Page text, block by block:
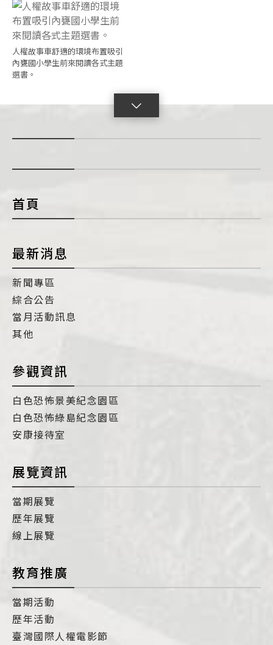
人權故事車舒適的環境布置吸引
內甕國小學生前來閱讀各式主題
選書。
首頁
最新消息
新聞專區
綜合公告
當月活動訊息
其他
參觀資訊
白色恐怖景美紀念園區
白色恐怖綠島紀念園區
安康接待室
展覽資訊
當期展覽
歷年展覽
線上展覽
教育推廣
當期活動
歷年活動
臺灣國際人權電影節